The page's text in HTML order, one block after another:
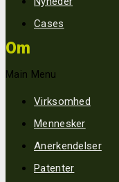
Cases
Om
Main Menu
Virksomhed
Mennesker
Anerkendelser
Patenter